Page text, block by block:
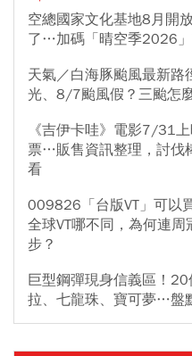
空總國家文化基地8月開
了…加碼「晴空季2026
天氣／白海豚颱風最新路
光、8/7颱風假？三颱怎
《吉伊卡哇》電影7/31
票…販售資訊整理，討伐
看
009826「台版VT」可以
全球VT哪不同，為何連
步？
巨型鋼彈現身信義區！
拉、七龍珠、寶可夢…盤